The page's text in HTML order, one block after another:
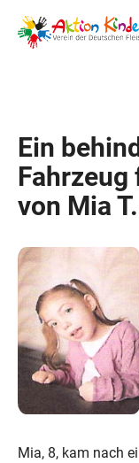
Inhalt
springen
Ein
Fahrzeug
von Mia T.
Mia, 8, kam nach